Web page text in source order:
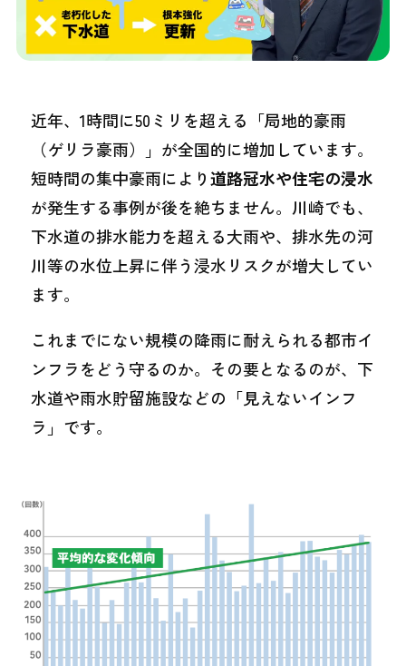
近年、1時間に50ミリを超える「局地的豪雨
（ゲリラ豪雨）」が全国的に増加しています。
短時間の集中豪雨により道路冠水や住宅の浸水
が発生する事例が後を絶ちません。川崎でも、
下水道の排水能力を超える大雨や、排水先の河
川等の水位上昇に伴う浸水リスクが増大してい
ます。
これまでにない規模の降雨に耐えられる都市イ
ンフラをどう守るのか。その要となるのが、下
水道や雨水貯留施設などの「見えないインフ
ラ」です。